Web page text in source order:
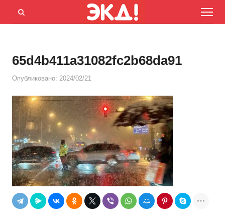
Menu
Открыть
65d4b411a31082fc2b68da91
Опубликовано: 2024/02/21